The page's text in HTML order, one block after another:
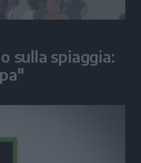
sulla spiaggia: